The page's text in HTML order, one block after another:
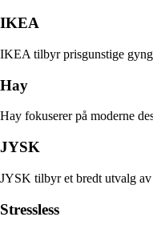
IKEA
IKEA tilbyr prisgunstige
Hay
Hay fokuserer på moderne
JYSK
JYSK tilbyr et bredt utvalg
Stressless